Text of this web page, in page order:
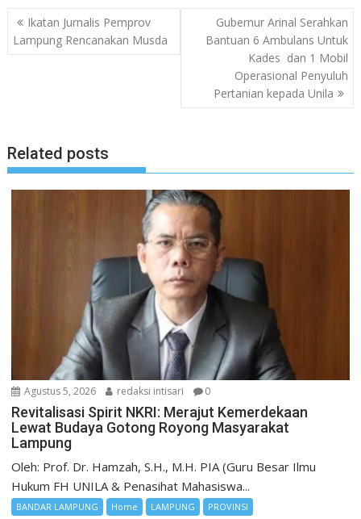
Navigasi
pos
Ikatan Jurnalis Pemprov
Lampung Rencanakan Musda
Gubernur Arinal Serahkan
Bantuan 6 Ambulans Untuk
Kades dan 1 Mobil
Operasional Penyuluh
Pertanian kepada Unila
Related posts
Agustus 5, 2026 redaksi intisari 0
Revitalisasi Spirit NKRI: Merajut Kemerdekaan
Lewat Budaya Gotong Royong Masyarakat
Lampung
Oleh: Prof. Dr. Hamzah, S.H., M.H. PIA (Guru Besar Ilmu
Hukum FH UNILA & Penasihat Mahasiswa...
BANDAR LAMPUNG Home LAMPUNG PROVINSI